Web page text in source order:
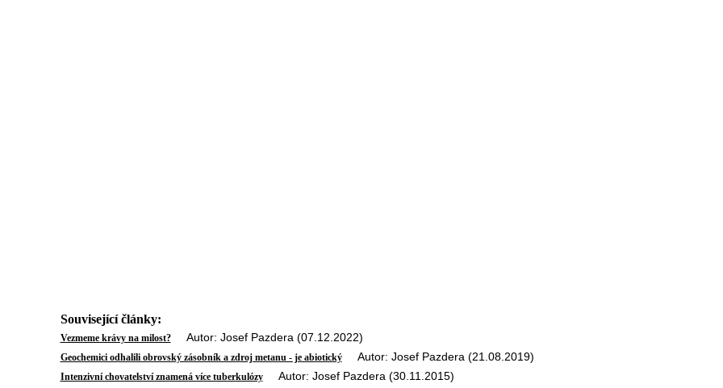
Související články:
Vezmeme krávy na milost?Autor: Josef Pazdera (07.12.2022)
Geochemici odhalili obrovský zásobník a zdroj metanu - je abiotickýAutor: Josef Pazdera (21.08.2019)
Intenzivní chovatelství znamená více tuberkulózyAutor: Josef Pazdera (30.11.2015)